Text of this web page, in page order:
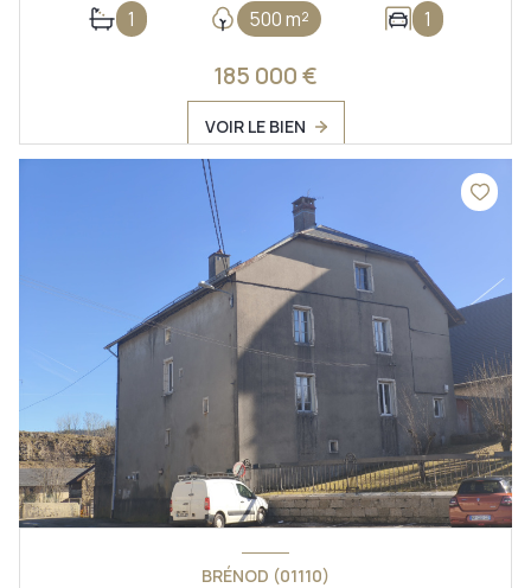
1 500 m² 1
185 000 €
VOIR LE BIEN
BRÉNOD (01110)